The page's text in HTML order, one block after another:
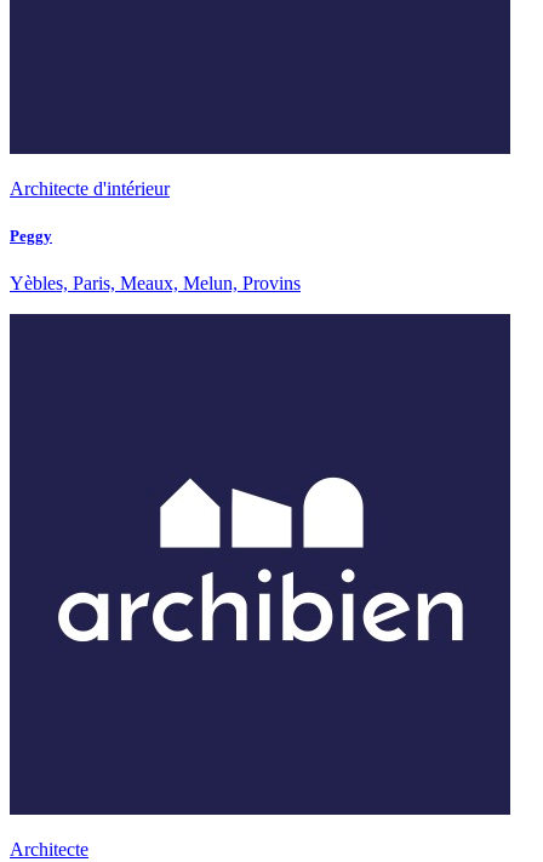
Architecte d'intérieur
Peggy
Yèbles, Paris, Meaux, Melun, Provins
Architecte